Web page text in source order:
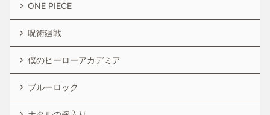
ONE PIECE
呪術廻戦
僕のヒーローアカデミア
ブルーロック